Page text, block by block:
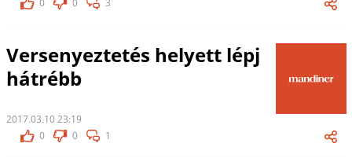
0
0 3
Versenyeztetés helyett lépj
hátrébb
2017.03.10 23:19
0
0 1